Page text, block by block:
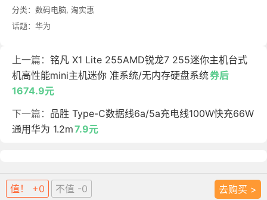
分类： 数码电脑, 淘实惠
话题： 华为
上一篇： 铭凡 X1 Lite 255AMD锐龙7 255迷你主机台式
机高性能mini主机迷你 准系统/无内存硬盘系统券后
1674.9元
下一篇： 品胜 Type-C数据线6a/5a充电线100W快充66W
通用华为 1.2m7.9元
值！ +0 不值 -0 去购买 >